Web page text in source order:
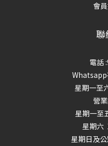
會
聯
電話
Whatsapp
星期一至
營
星期一至
星期六
星期日及公